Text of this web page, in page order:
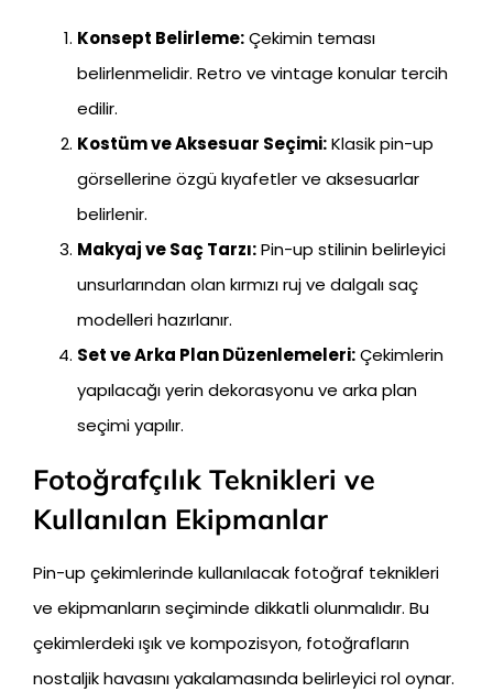
Konsept Belirleme:Çekimin teması
belirlenmelidir. Retro ve vintage konular tercih
edilir.
Kostüm ve Aksesuar Seçimi:Klasik pin-up
görsellerine özgü kıyafetler ve aksesuarlar
belirlenir.
Makyaj ve Saç Tarzı:Pin-up stilinin belirleyici
unsurlarından olan kırmızı ruj ve dalgalı saç
modelleri hazırlanır.
Set ve Arka Plan Düzenlemeleri:Çekimlerin
yapılacağı yerin dekorasyonu ve arka plan
seçimi yapılır.
Fotoğrafçılık Teknikleri ve
Kullanılan Ekipmanlar
Pin-up çekimlerinde kullanılacak fotoğraf teknikleri
ve ekipmanların seçiminde dikkatli olunmalıdır. Bu
çekimlerdeki ışık ve kompozisyon, fotoğrafların
nostaljik havasını yakalamasında belirleyici rol oynar.